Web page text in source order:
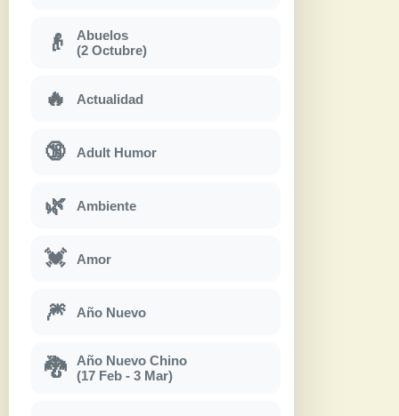
👴
Abuelos
(2 Octubre)
🔥 Actualidad
🔞 Adult Humor
🌿 Ambiente
💓 Amor
🎆 Año Nuevo
🐉
Año Nuevo Chino
(17 Feb - 3 Mar)